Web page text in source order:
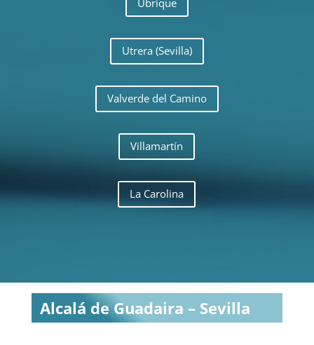
Ubrique
Utrera (Sevilla)
Valverde del Camino
Villamartín
La Carolina
Alcalá de Guadaira – Sevilla